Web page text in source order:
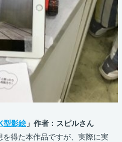
型影絵」作者：スピルさん
得た本作品ですが、実際に実